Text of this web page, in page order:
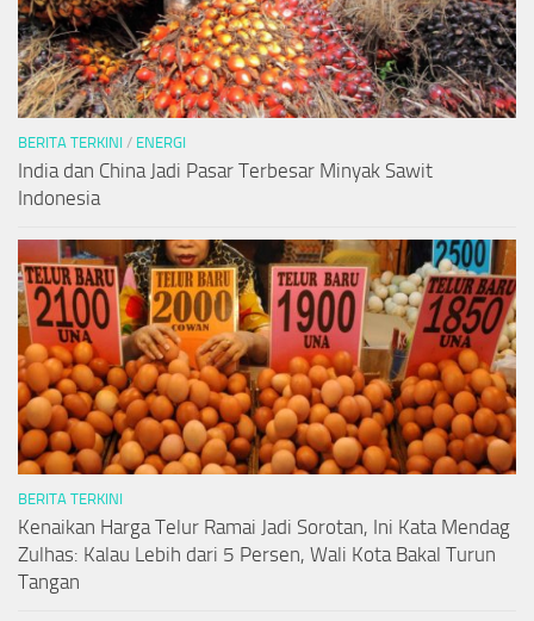
BERITA TERKINI / ENERGI
India dan China Jadi Pasar Terbesar Minyak Sawit
Indonesia
BERITA TERKINI
Kenaikan Harga Telur Ramai Jadi Sorotan, Ini Kata Mendag
Zulhas: Kalau Lebih dari 5 Persen, Wali Kota Bakal Turun
Tangan